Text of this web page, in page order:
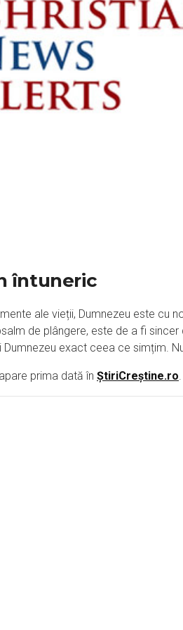
întuneric
ale vieții, Dumnezeu este cu
de plângere, este de a fi
exact ceea ce simțim.
apare prima dată în ȘtiriCreștine.ro.